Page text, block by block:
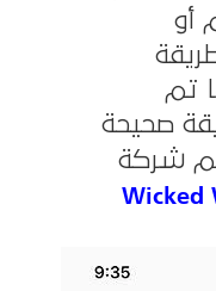
أو
تم
صحيحة
شركة
Wicked